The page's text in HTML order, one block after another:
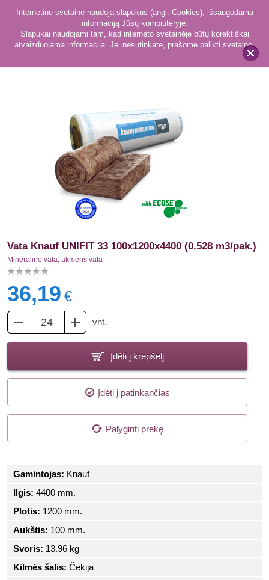
x
Internetinė svetainė naudoja slapukus (angl. Cookies), išsaugodama
informaciją Jūsų kompiuteryje.
Slapukai naudojami tam, kad interneto svetainėje būtų korektiškai
atvaizduojama informacija. Jei nesutinkate, prašome palikti svetainę.
Mineralinė vata, akmens vata 169
Vata Knauf UNIFIT 33 100x1200x4400 (0.528 m3/pak.)
Mineralinė vata, akmens vata
36,19 €
vnt.
Įdėti į krepšelį
Įdėti į patinkančias
Palyginti prekę
Gamintojas: Knauf
Ilgis: 4400 mm.
Plotis: 1200 mm.
Aukštis: 100 mm.
Svoris: 13.96 kg
Kilmės šalis: Čekija